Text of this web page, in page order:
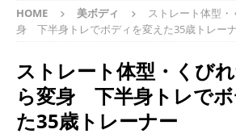
HOME 美ボディ
ストレート体型
身 下半身トレでボディを変えた35歳トレー
ストレート体型・くび
ら変身 下半身トレでボ
た35歳トレーナー